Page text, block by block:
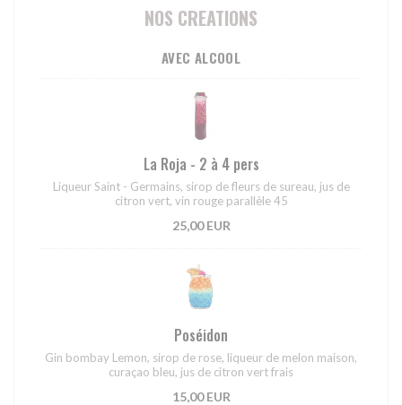
NOS CREATIONS
AVEC ALCOOL
La Roja - 2 à 4 pers
Liqueur Saint - Germains, sirop de fleurs de sureau, jus de
citron vert, vin rouge parallèle 45
25,00 EUR
Poséidon
Gin bombay Lemon, sirop de rose, liqueur de melon maison,
curaçao bleu, jus de citron vert frais
15,00 EUR